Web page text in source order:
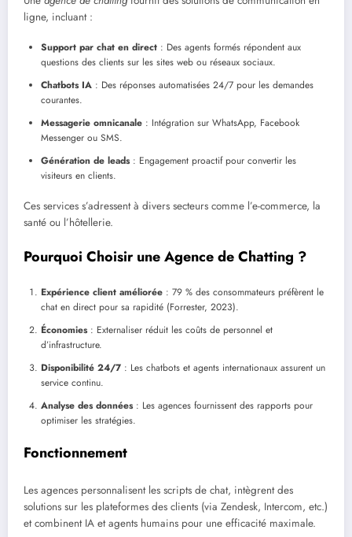
ligne, incluant :
Support par chat en direct : Des agents formés répondent aux
questions des clients sur les sites web ou réseaux sociaux.
Chatbots IA : Des réponses automatisées 24/7 pour les demandes
courantes.
Messagerie omnicanale : Intégration sur WhatsApp, Facebook
Messenger ou SMS.
Génération de leads: Engagement proactif pour convertir les
visiteurs en clients.
Ces services s’adressent à divers secteurs comme l’e-commerce, la
santé ou l’hôtellerie.
Pourquoi Choisir une Agence de Chatting ?
Expérience client améliorée : 79 % des consommateurs préfèrent le
chat en direct pour sa rapidité (Forrester, 2023).
Économies: Externaliser réduit les coûts de personnel et
d’infrastructure.
Disponibilité 24/7 : Les chatbots et agents internationaux assurent un
service continu.
Analyse des données: Les agences fournissent des rapports pour
optimiser les stratégies.
Fonctionnement
Les agences personnalisent les scripts de chat, intègrent des
solutions sur les plateformes des clients (via Zendesk, Intercom, etc.)
et combinent IA et agents humains pour une efficacité maximale.